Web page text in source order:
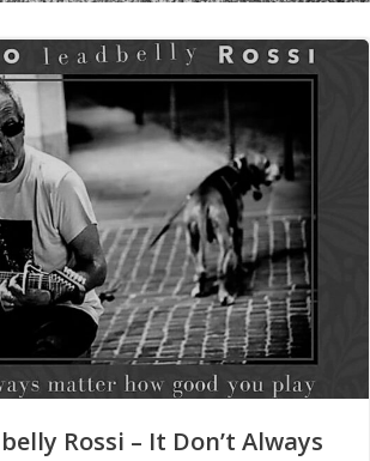
Rossi – It Don’t Always